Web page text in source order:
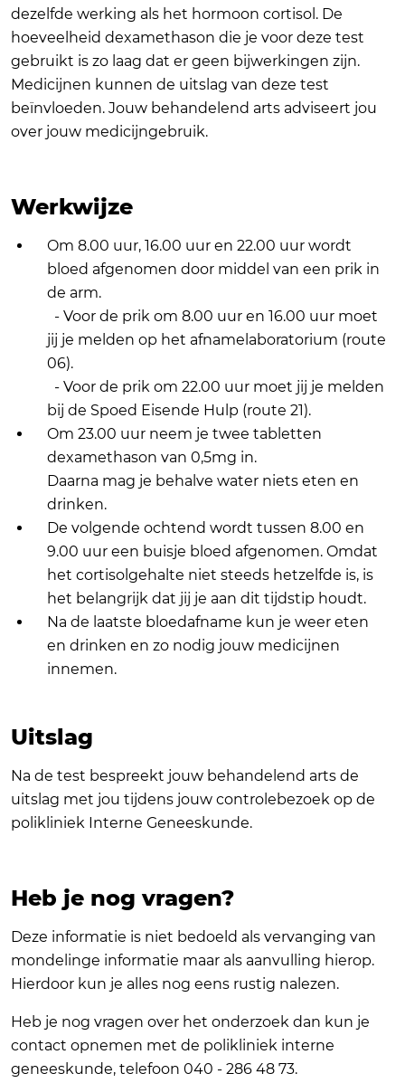
dezelfde werking als het hormoon cortisol. De
hoeveelheid dexamethason die je voor deze test
gebruikt is zo laag dat er geen bijwerkingen zijn.
Medicijnen kunnen de uitslag van deze test
beïnvloeden. Jouw behandelend arts adviseert jou
over jouw medicijngebruik.
Werkwijze
Om 8.00 uur, 16.00 uur en 22.00 uur wordt
bloed afgenomen door middel van een prik in
de arm.
- Voor de prik om 8.00 uur en 16.00 uur moet
jij je melden op het afnamelaboratorium (route
06).
- Voor de prik om 22.00 uur moet jij je melden
bij de Spoed Eisende Hulp (route 21).
Om 23.00 uur neem je twee tabletten
dexamethason van 0,5mg in.
Daarna mag je behalve water niets eten en
drinken.
De volgende ochtend wordt tussen 8.00 en
9.00 uur een buisje bloed afgenomen. Omdat
het cortisolgehalte niet steeds hetzelfde is, is
het belangrijk dat jij je aan dit tijdstip houdt.
Na de laatste bloedafname kun je weer eten
en drinken en zo nodig jouw medicijnen
innemen.
Uitslag
Na de test bespreekt jouw behandelend arts de
uitslag met jou tijdens jouw controlebezoek op de
polikliniek Interne Geneeskunde.
Heb je nog vragen?
Deze informatie is niet bedoeld als vervanging van
mondelinge informatie maar als aanvulling hierop.
Hierdoor kun je alles nog eens rustig nalezen.
Heb je nog vragen over het onderzoek dan kun je
contact opnemen met de polikliniek interne
geneeskunde, telefoon 040 - 286 48 73.